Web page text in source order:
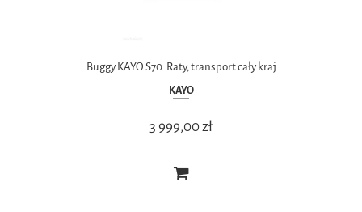
Buggy KAYO S70. Raty, transport cały kraj
KAYO
3 999,00 zł